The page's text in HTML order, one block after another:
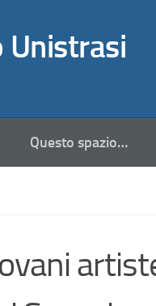
Unistrasi
Questo spazio…